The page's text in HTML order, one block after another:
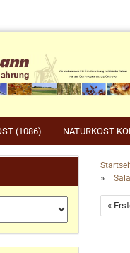
(1086) NATURKOST
Pferdefutter
Wildvogelfutter &
»
«